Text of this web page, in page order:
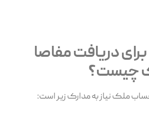
دریافت مفاصا
چیست؟
ملک نیاز به مدارک زیر است: